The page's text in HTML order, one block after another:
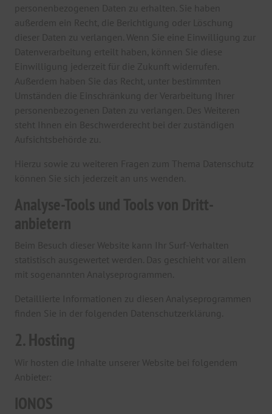
personenbezogenen Daten zu erhalten. Sie haben
außerdem ein Recht, die Berichtigung oder Löschung
dieser Daten zu verlangen. Wenn Sie eine Einwilligung zur
Datenverarbeitung erteilt haben, können Sie diese
Einwilligung jederzeit für die Zukunft widerrufen.
Außerdem haben Sie das Recht, unter bestimmten
Umständen die Einschränkung der Verarbeitung Ihrer
personenbezogenen Daten zu verlangen. Des Weiteren
steht Ihnen ein Beschwerderecht bei der zuständigen
Aufsichtsbehörde zu.
Hierzu sowie zu weiteren Fragen zum Thema Datenschutz
können Sie sich jederzeit an uns wenden.
Analyse-Tools und Tools von Dritt­
anbietern
Beim Besuch dieser Website kann Ihr Surf-Verhalten
statistisch ausgewertet werden. Das geschieht vor allem
mit sogenannten Analyseprogrammen.
Detaillierte Informationen zu diesen Analyseprogrammen
finden Sie in der folgenden Datenschutzerklärung.
2. Hosting
Wir hosten die Inhalte unserer Website bei folgendem
Anbieter:
IONOS